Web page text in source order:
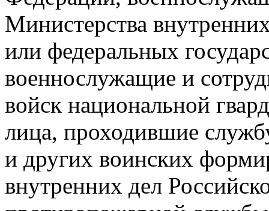
Министерства
или федеральных
военнослужащие и
войск национальной
лица, проходившие
и других воинских
внутренних дел